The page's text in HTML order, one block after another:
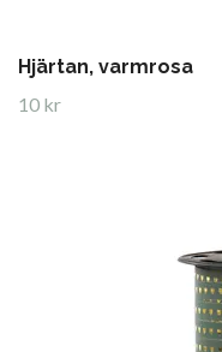
Hjärtan, varmrosa
10 kr